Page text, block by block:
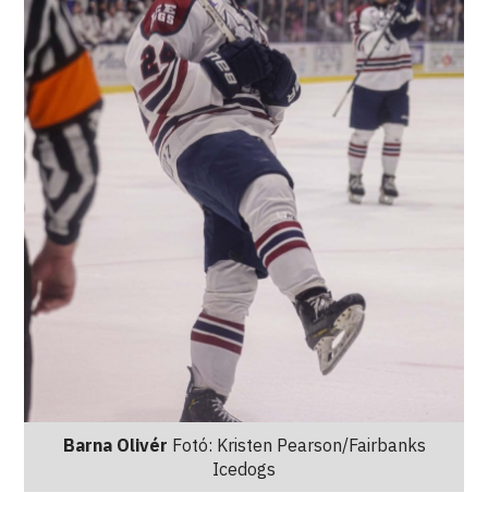
Barna Olivér Fotó: Kristen Pearson/Fairbanks
Icedogs